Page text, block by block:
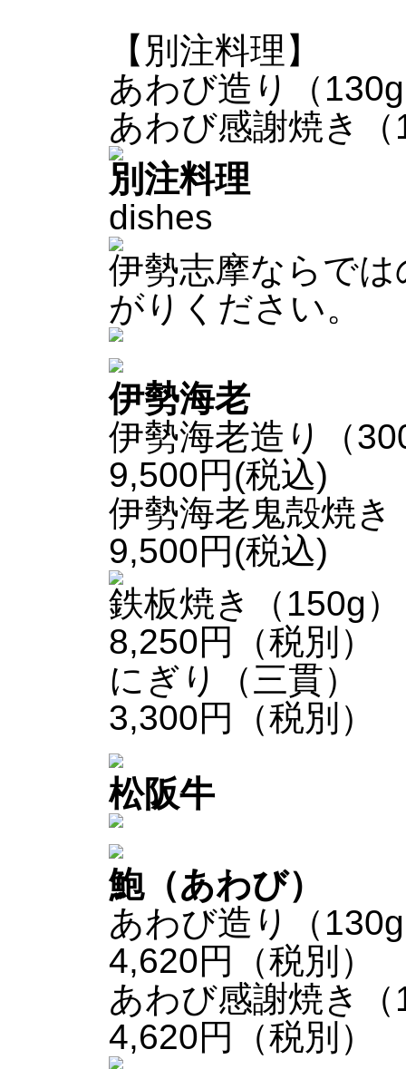
【別注料理】
あわび造り（
あわび感謝焼き
別注料理
dishes
伊勢志摩ならで
がりください。
伊勢海老
伊勢海老造り（
9,500円(税込)
伊勢海老鬼殻焼き
9,500円(税込)
鉄板焼き（150g）
8,250円（税別）
にぎり（三貫）
3,300円（税別）
松阪牛
鮑（あわび）
あわび造り（
4,620円（税別）
あわび感謝焼き（
4,620円（税別）